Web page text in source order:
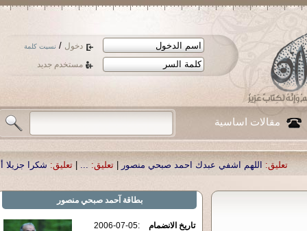
دخول / نسيت كلمة
مستخدم جديد
مقالات اساسية
اشفي عبدك احمد صبحي منصور| تعليق: ...
|تعليق: شكرا جزيلا أستاذ حمد
بطاقة آحمد صبحي منصور
تاريخ الانضمام :
2006-07-05